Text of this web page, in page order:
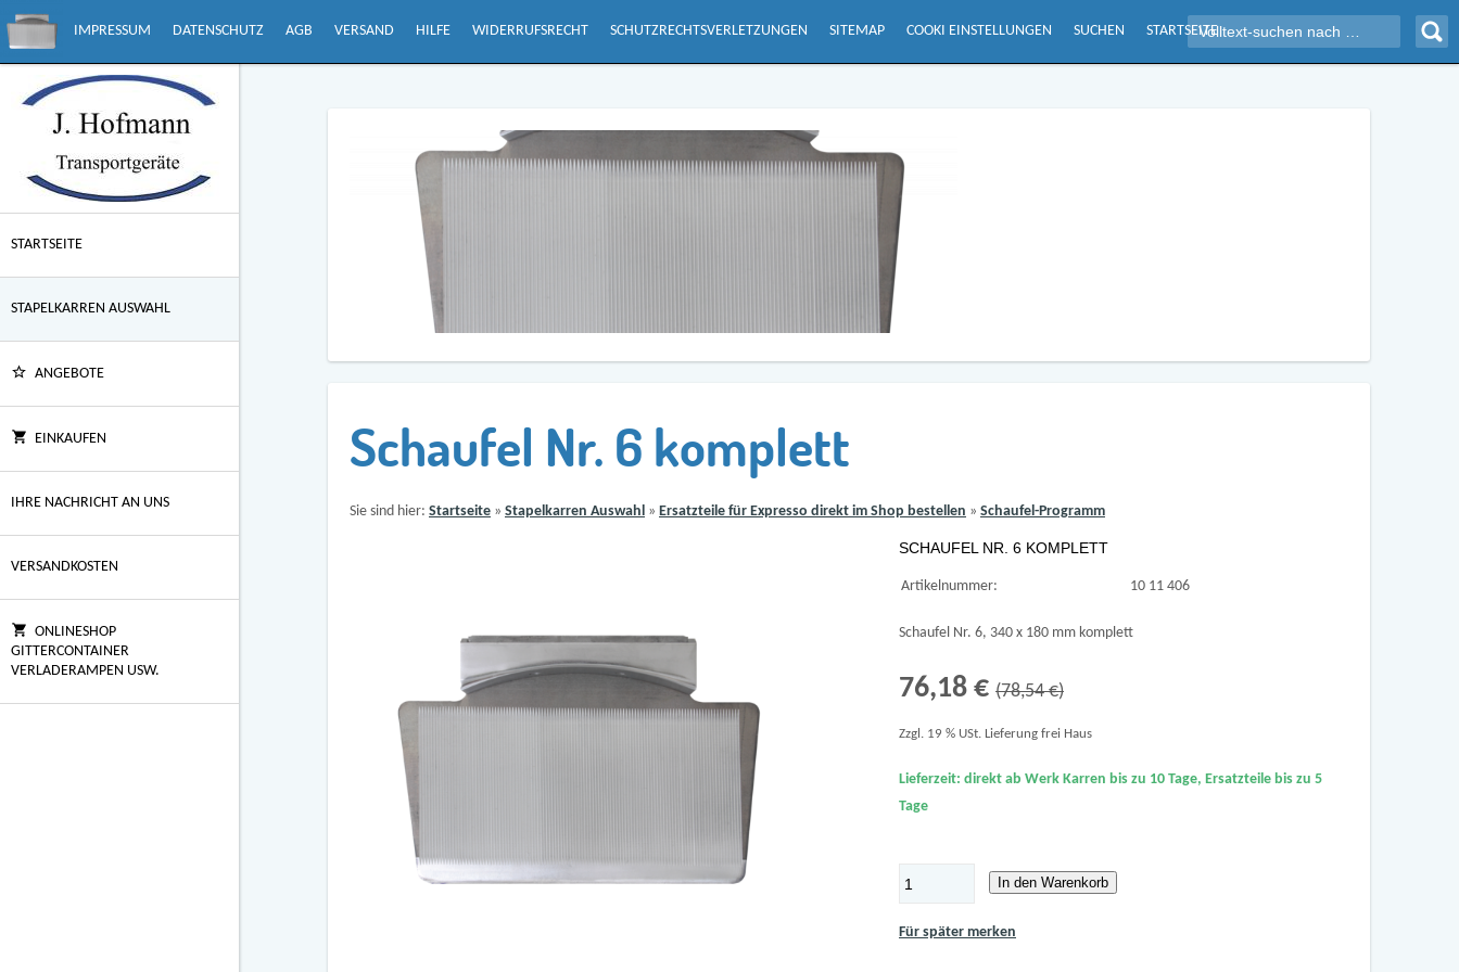
IMPRESSUM DATENSCHUTZ AGB VERSAND HILFE WIDERRUFSRECHT SCHUTZRECHTSVERLETZUNGEN SITEMAP COOKI EINSTELLUNGEN SUCHEN STARTSEITE
STARTSEITE
STAPELKARREN AUSWAHL
ANGEBOTE
EINKAUFEN
IHRE NACHRICHT AN UNS
VERSANDKOSTEN
ONLINESHOP
GITTERCONTAINER
VERLADERAMPEN USW.
Schaufel Nr. 6 komplett
Sie sind hier: Startseite » Stapelkarren Auswahl » Ersatzteile für Expresso direkt im Shop bestellen » Schaufel-Programm
SCHAUFEL NR. 6 KOMPLETT
Artikelnummer: 10 11 406
Schaufel Nr. 6, 340 x 180 mm komplett
76,18 € (78,54 €)
Zzgl. 19 % USt. Lieferung frei Haus
Lieferzeit: direkt ab Werk Karren bis zu 10 Tage, Ersatzteile bis zu 5
Tage
In den Warenkorb
Für später merken